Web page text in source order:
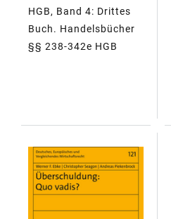
HGB, Band 4: Drittes
Buch. Handelsbücher
§§ 238-342e HGB